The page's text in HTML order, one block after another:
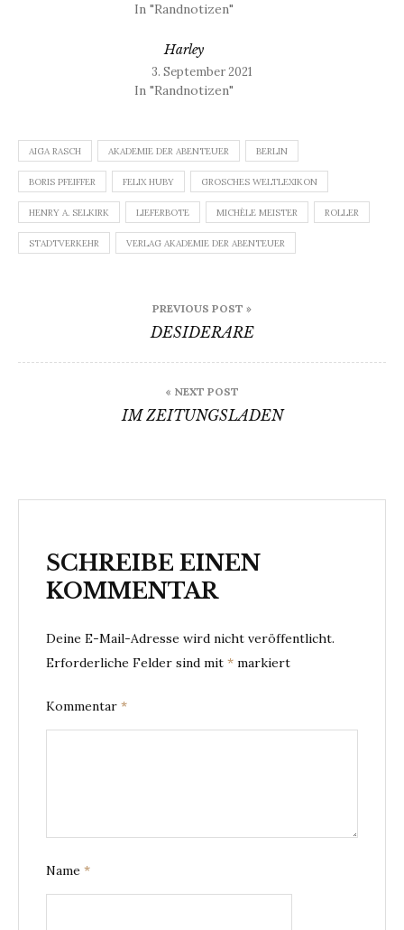
In "Randnotizen"
Harley
3. September 2021
In "Randnotizen"
AIGA RASCH AKADEMIE DER ABENTEUER BERLIN
BORIS PFEIFFER FELIX HUBY GROSCHES WELTLEXIKON
HENRY A. SELKIRK LIEFERBOTE MICHÈLE MEISTER ROLLER
STADTVERKEHR VERLAG AKADEMIE DER ABENTEUER
PREVIOUS POST »
DESIDERARE
« NEXT POST
IM ZEITUNGSLADEN
SCHREIBE EINEN
KOMMENTAR
Deine E-Mail-Adresse wird nicht veröffentlicht.
Erforderliche Felder sind mit * markiert
Kommentar *
Name *